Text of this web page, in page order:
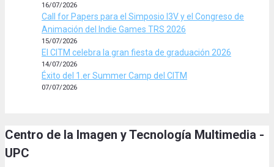
16/07/2026
Call for Papers para el Simposio I3V y el Congreso de
Animación del Indie Games TRS 2026
15/07/2026
El CITM celebra la gran fiesta de graduación 2026
14/07/2026
Éxito del 1.er Summer Camp del CITM
07/07/2026
Centro de la Imagen y Tecnología Multimedia -
UPC